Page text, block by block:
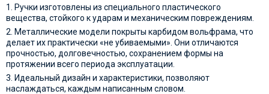
1. Ручки изготовлены из специального пластического
вещества, стойкого к ударам и механическим повреждениям.
2. Металлические модели покрыты карбидом вольфрама, что
делает их практически «не убиваемыми». Они отличаются
прочностью, долговечностью, сохранением формы на
протяжении всего периода эксплуатации.
3. Идеальный дизайн и характеристики, позволяют
наслаждаться, каждым написанным словом.